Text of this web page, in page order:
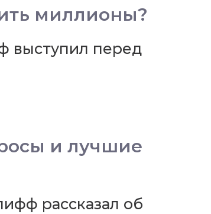
миллионы?
выступил перед
и лучшие
рассказал об